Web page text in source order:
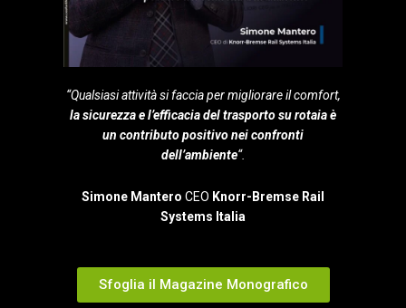
“Qualsiasi attività si faccia per migliorare il comfort,
la sicurezza e l’efficacia del trasporto su rotaia è
un contributo positivo nei confronti
dell’ambiente“.
Simone Mantero CEO Knorr-Bremse Rail
Systems Italia
Sfoglia il Magazine Monografico